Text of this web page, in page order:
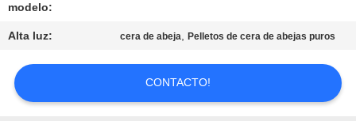
EN
CONTACTO
CON
PIDA
modelo:
Alta luz: cera de abeja,Pelletos de cera de abejas puros
CONTACTO!